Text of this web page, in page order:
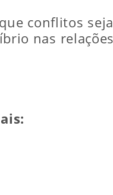
conflitos
nas